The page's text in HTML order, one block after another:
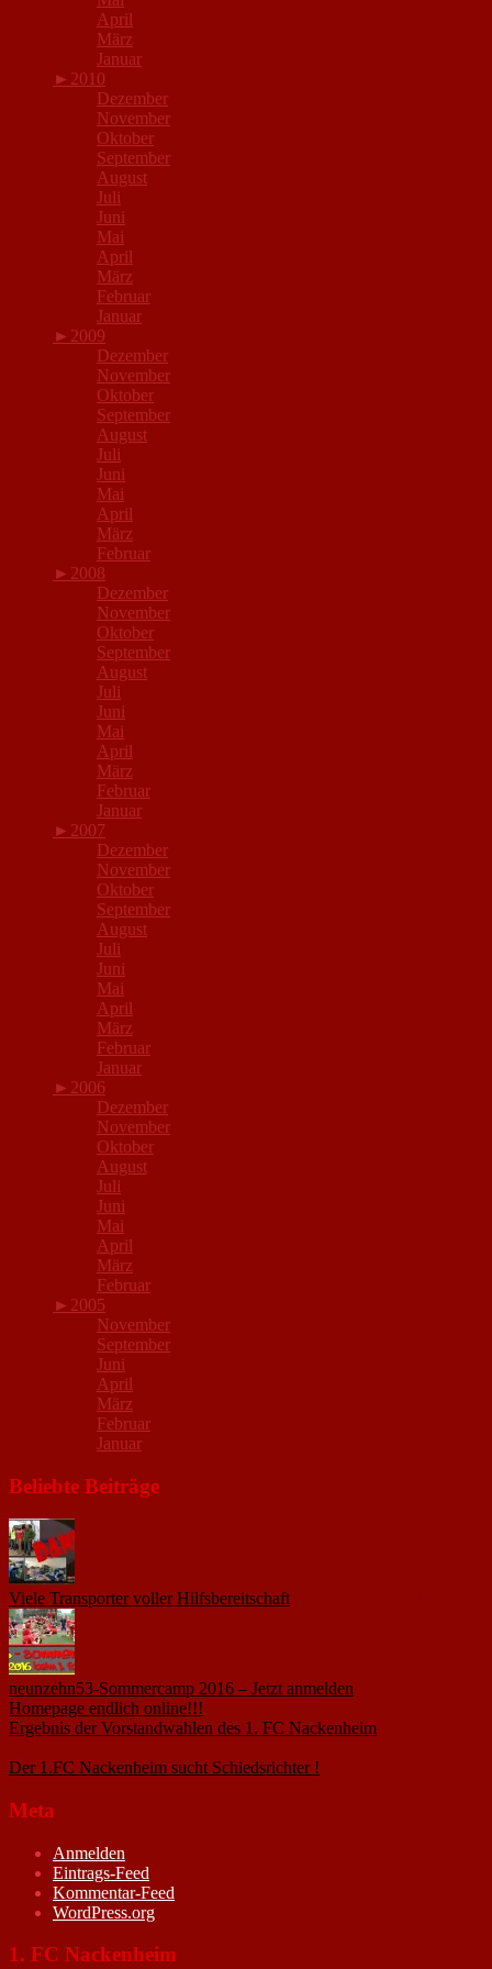
April
März
Januar
► 2010
Dezember
November
Oktober
September
August
Juli
Juni
Mai
April
März
Februar
Januar
► 2009
Dezember
November
Oktober
September
August
Juli
Juni
Mai
April
März
Februar
► 2008
Dezember
November
Oktober
September
August
Juli
Juni
Mai
April
März
Februar
Januar
► 2007
Dezember
November
Oktober
September
August
Juli
Juni
Mai
April
März
Februar
Januar
► 2006
Dezember
November
Oktober
August
Juli
Juni
Mai
April
März
Februar
► 2005
November
September
Juni
April
März
Februar
Januar
Beliebte Beiträge
Viele Transporter voller Hilfsbereitschaft
neunzehn53-Sommercamp 2016 – Jetzt anmelden
Homepage endlich online!!!
Ergebnis der Vorstandwahlen des 1. FC Nackenheim
Der 1.FC Nackenheim sucht Schiedsrichter !
Meta
Anmelden
Eintrags-Feed
Kommentar-Feed
WordPress.org
1. FC Nackenheim